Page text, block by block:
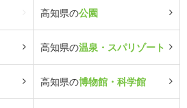
高知県の公園
高知県の温泉・スパリゾート
高知県の博物館・科学館